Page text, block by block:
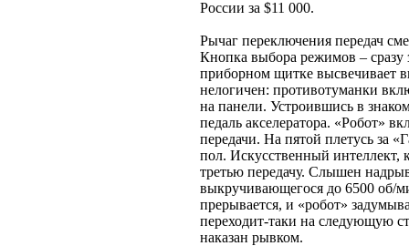
России за $11 000.
Рычаг переключения передач
Кнопка выбора режимов – сразу
приборном щитке высвечивает
нелогичен: противотуманки
на панели. Устроившись в
педаль акселератора. «Робот»
передачи. На пятой плетусь за
пол. Искусственный
третью передачу. Слышен
выкручивающегося до 6500 об/
прерывается, и «робот»
переходит-таки на следующую
наказан рывком.